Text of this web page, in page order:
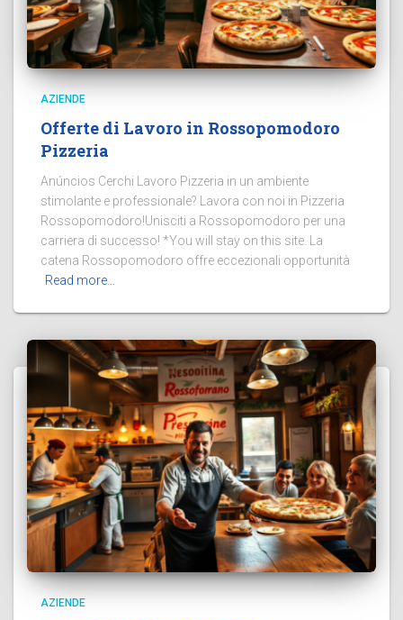
AZIENDE
Offerte di Lavoro in Rossopomodoro
Pizzeria
Anúncios Cerchi Lavoro Pizzeria in un ambiente
stimolante e professionale? Lavora con noi in Pizzeria
Rossopomodoro!Unisciti a Rossopomodoro per una
carriera di successo! *You will stay on this site. La
catena Rossopomodoro offre eccezionali opportunità
Read more…
AZIENDE